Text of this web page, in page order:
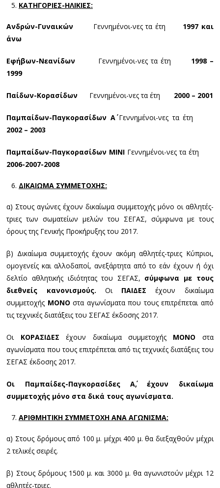
ΚΑΤΗΓΟΡΙΕΣ-ΗΛΙΚΙΕΣ:
Ανδρών-Γυναικών Γεννημένοι-νες τα έτη 1997 και
άνω
Εφήβων-Νεανίδων Γεννημένοι-νες τα έτη 1998 –
1999
Παίδων-Κορασίδων Γεννημένοι-νες τα έτη 2000 – 2001
Παμπαίδων-Παγκορασίδων Α΄Γεννημένοι-νες τα έτη
2002 – 2003
Παμπαίδων-Παγκορασίδων ΜΙΝΙ Γεννημένοι-νες τα έτη
2006-2007-2008
ΔΙΚΑΙΩΜΑ ΣΥΜΜΕΤΟΧΗΣ:
α) Στους αγώνες έχουν δικαίωμα συμμετοχής μόνο οι αθλητές-
τριες των σωματείων μελών του ΣΕΓΑΣ, σύμφωνα με τους
όρους της Γενικής Προκήρυξης του 2017.
β) Δικαίωμα συμμετοχής έχουν ακόμη αθλητές-τριες Κύπριοι,
ομογενείς και αλλοδαποί, ανεξάρτητα από το εάν έχουν ή όχι
δελτίο αθλητικής ιδιότητας του ΣΕΓΑΣ, σύμφωνα με τους
διεθνείς κανονισμούς. Οι ΠΑΙΔΕΣέχουν δικαίωμα
συμμετοχής ΜΟΝΟ στα αγωνίσματα που τους επιτρέπεται από
τις τεχνικές διατάξεις του ΣΕΓΑΣ έκδοσης 2017.
Οι ΚΟΡΑΣΙΔΕΣ έχουν δικαίωμα συμμετοχής ΜΟΝΟ στα
αγωνίσματα που τους επιτρέπεται από τις τεχνικές διατάξεις του
ΣΕΓΑΣ έκδοσης 2017.
Οι Παμπαίδες-Παγκορασίδες Α΄, έχουν δικαίωμα
συμμετοχής μόνο στα δικά τους αγωνίσματα.
ΑΡΙΘΜΗΤΙΚΗ ΣΥΜΜΕΤΟΧΗ ΑΝΑ ΑΓΩΝΙΣΜΑ:
α) Στους δρόμους από 100 μ. μέχρι 400 μ. θα διεξαχθούν μέχρι
2 τελικές σειρές.
β) Στους δρόμους 1500 μ. και 3000 μ. θα αγωνιστούν μέχρι 12
αθλητές-τριες.